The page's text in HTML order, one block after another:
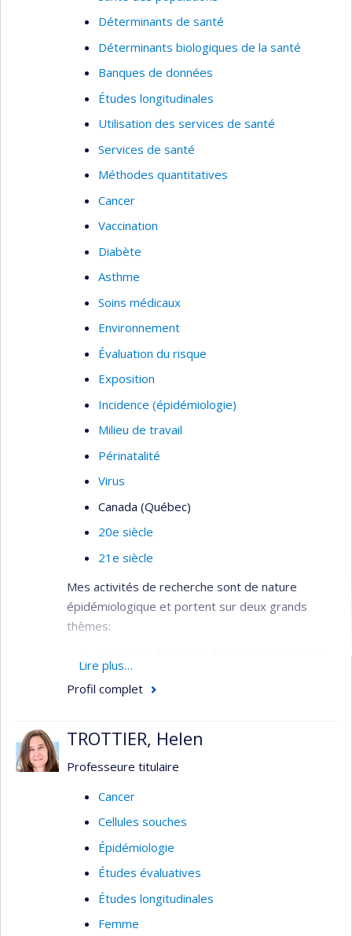
Enfant (CHU Sainte-Justine).
Déterminants de santé
Déterminants biologiques de la santé
Banques de données
Études longitudinales
Utilisation des services de santé
Services de santé
Méthodes quantitatives
Cancer
Vaccination
Diabète
Asthme
Soins médicaux
Environnement
Évaluation du risque
Exposition
Incidence (épidémiologie)
Milieu de travail
Périnatalité
Virus
Canada (Québec)
20e siècle
21e siècle
Mes activités de recherche sont de nature
épidémiologique et portent sur deux grands
thèmes:
immunitaire et leur rôle sur le
développement des maladies
l’étude des habitudes de vie et expositions
environnementales en lien avec le risque de
lymphome, la sclérose en plaques et les maladies
inflammatoires de l'intestin, l’asthme et le
diabète type I.
Le registre québécois de vaccination au BCG
constitue une ressource unique pour répondre à
Lire plus…
Profil complet
TROTTIER, Helen
Professeure titulaire
Cancer
Cellules souches
Épidémiologie
Études évaluatives
Études longitudinales
Femme